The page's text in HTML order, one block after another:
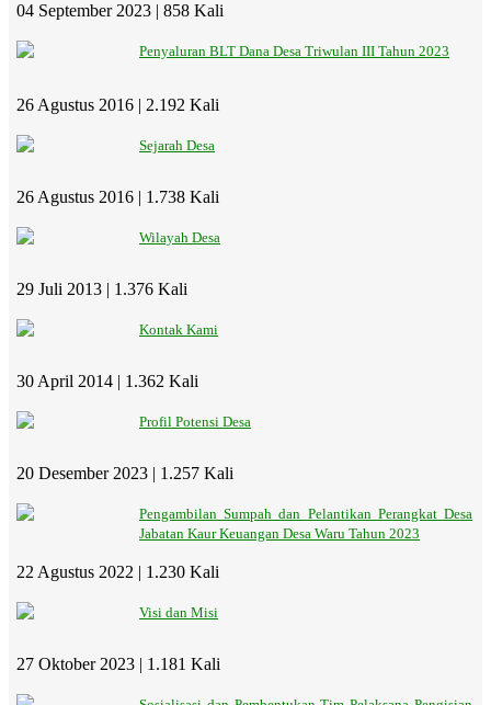
04 September 2023 | 858 Kali
Penyaluran BLT Dana Desa Triwulan III Tahun 2023
26 Agustus 2016 | 2.192 Kali
Sejarah Desa
26 Agustus 2016 | 1.738 Kali
Wilayah Desa
29 Juli 2013 | 1.376 Kali
Kontak Kami
30 April 2014 | 1.362 Kali
Profil Potensi Desa
20 Desember 2023 | 1.257 Kali
Pengambilan Sumpah dan Pelantikan Perangkat Desa
Jabatan Kaur Keuangan Desa Waru Tahun 2023
22 Agustus 2022 | 1.230 Kali
Visi dan Misi
27 Oktober 2023 | 1.181 Kali